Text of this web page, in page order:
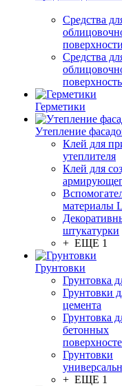
Средства
поверхности
Средства
Герметики
Утепление
Клей для
утеплителя
Клей для
материалы
штукатурки
+ ЕЩЕ 1
Грунтовки
Грунтовка
Грунтовки
цемента
Грунтовка
бетонных
Грунтовки
+ ЕЩЕ 1